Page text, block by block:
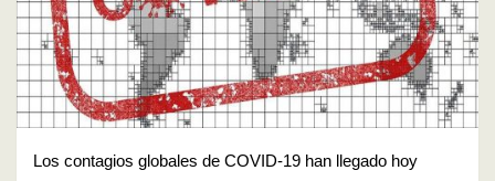
Los contagios globales de COVID-19 han llegado hoy